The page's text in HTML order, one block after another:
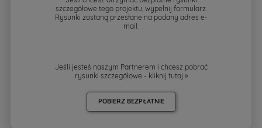
szczegółowe tego projektu, wypełnij formularz.
Rysunki zostaną przesłane na podany adres e-
mail.
Jeśli jesteś naszym Partnerem i chcesz pobrać
rysunki szczegółowe - kliknij tutaj »
POBIERZ BEZPŁATNIE